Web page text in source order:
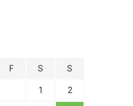
F S S
1 2